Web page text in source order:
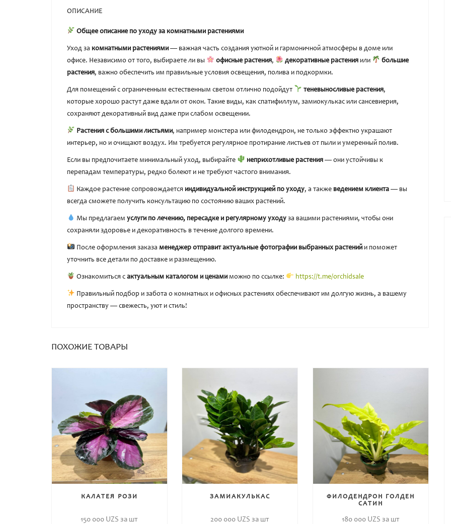
ОПИСАНИЕ
Общее описание по уходу за комнатными растениями
Уход за комнатными растениями — важная часть создания уютной и гармоничной атмосферы в доме или
офисе. Независимо от того, выбираете ли вы
офисные растения, декоративные растенияили
большие
растения, важно обеспечить им правильные условия освещения, полива и подкормки.
Для помещений с ограниченным естественным светом отлично подойдут теневыносливые растения,
которые хорошо растут даже вдали от окон. Такие виды, как спатифиллум, замиокулькас или сансевиерия,
сохраняют декоративный вид даже при слабом освещении.
Растения с большими листьями, например монстера или филодендрон, не только эффектно украшают
интерьер, но и очищают воздух. Им требуется регулярное протирание листьев от пыли и умеренный полив.
Если вы предпочитаете минимальный уход, выбирайте неприхотливые растения— они устойчивы к
перепадам температуры, редко болеют и не требуют частого внимания.
Каждое растение сопровождается индивидуальной инструкцией по уходу, а также ведением клиента— вы
всегда сможете получить консультацию по состоянию ваших растений.
Мы предлагаем услуги по лечению, пересадке и регулярному уходуза вашими растениями, чтобы они
сохраняли здоровье и декоративность в течение долгого времени.
После оформления заказа менеджер отправит актуальные фотографии выбранных растенийи поможет
уточнить все детали по доставке и размещению.
Ознакомиться с актуальным каталогом и ценамиможно по ссылке: https://t.me/orchidsale
Правильный подбор и забота о комнатных и офисных растениях обеспечивают им долгую жизнь, а вашему
пространству — свежесть, уют и стиль!
ПОХОЖИЕ ТОВАРЫ
КАЛАТЕЯ РОЗИ
150 000 UZS за шт
ЗАМИАКУЛЬКАС
200 000 UZS за шт
ФИЛОДЕНДРОН ГОЛДЕН
САТИН
180 000 UZS за шт